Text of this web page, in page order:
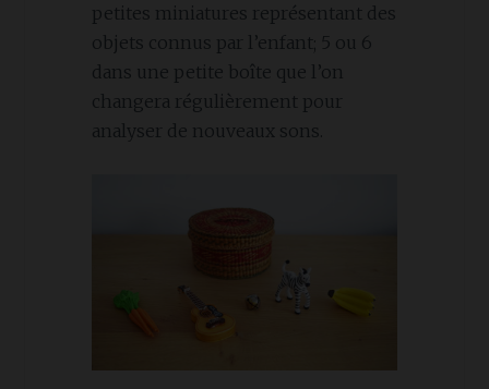
petites miniatures représentant des
objets connus par l’enfant; 5 ou 6
dans une petite boîte que l’on
changera régulièrement pour
analyser de nouveaux sons.